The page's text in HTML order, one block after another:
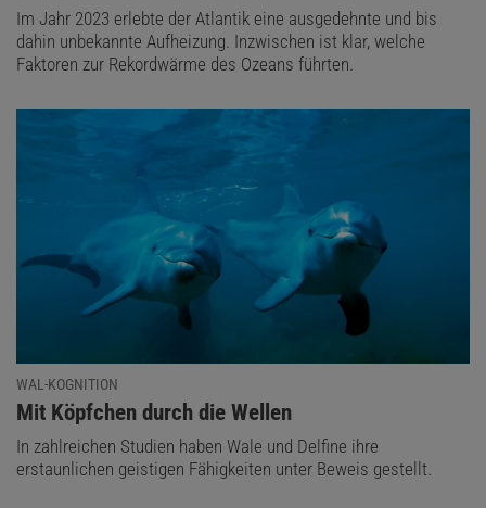
Im Jahr 2023 erlebte der Atlantik eine ausgedehnte und bis
dahin unbekannte Aufheizung. Inzwischen ist klar, welche
Faktoren zur Rekordwärme des Ozeans führten.
WAL-KOGNITION
:
Mit Köpfchen durch die Wellen
In zahlreichen Studien haben Wale und Delfine ihre
erstaunlichen geistigen Fähigkeiten unter Beweis gestellt.